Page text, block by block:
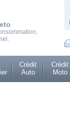
Crédit
Auto
Crédit
Moto